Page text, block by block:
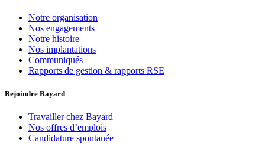
Notre organisation
Nos engagements
Notre histoire
Nos implantations
Communiqués
Rapports de gestion & rapports RSE
Rejoindre Bayard
Travailler chez Bayard
Nos offres d’emplois
Candidature spontanée